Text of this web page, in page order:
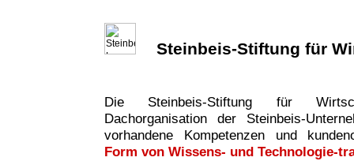
Steinbeis-Stiftung für
Die Steinbeis-Stiftung für
Dachorganisation der Steinbeis-
vorhandene Kompetenzen und
Form von Wissens- und Technologie-